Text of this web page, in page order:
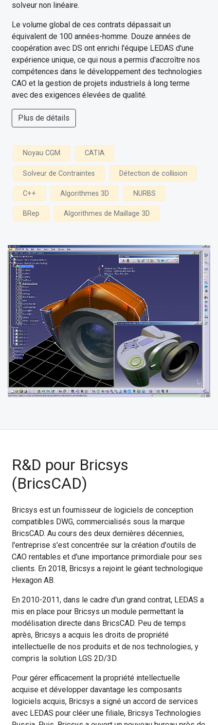
solveur non linéaire.
Le volume global de ces contrats dépassait un
équivalent de 100 années-homme. Douze années de
coopération avec DS ont enrichi l'équipe LEDAS d'une
expérience unique, ce qui nous a permis d'accroître nos
compétences dans le développement des technologies
CAO et la gestion de projets industriels à long terme
avec des exigences élevées de qualité.
Plus de détails
Noyau CGM CATIA
Solveur de Contraintes Détection de collision
C++ Algorithmes 3D NURBS
BRep Algorithmes de Maillage 3D
R&D pour Bricsys
(BricsCAD)
Bricsys est un fournisseur de logiciels de conception
compatibles DWG, commercialisés sous la marque
BricsCAD. Au cours des deux dernières décennies,
l'entreprise s'est concentrée sur la création d'outils de
CAO rentables et d'une importance primordiale pour ses
clients. En 2018, Bricsys a rejoint le géant technologique
Hexagon AB.
En 2010-2011, dans le cadre d'un grand contrat, LEDAS a
mis en place pour Bricsys un module permettant la
modélisation directe dans BricsCAD. Peu de temps
après, Bricsys a acquis les droits de propriété
intellectuelle de nos produits et de nos technologies, y
compris la solution LGS 2D/3D.
Pour gérer efficacement la propriété intellectuelle
acquise et développer davantage les composants
logiciels acquis, Bricsys a signé un accord de services
avec LEDAS pour cléer une filiale, Bricsys Technologies